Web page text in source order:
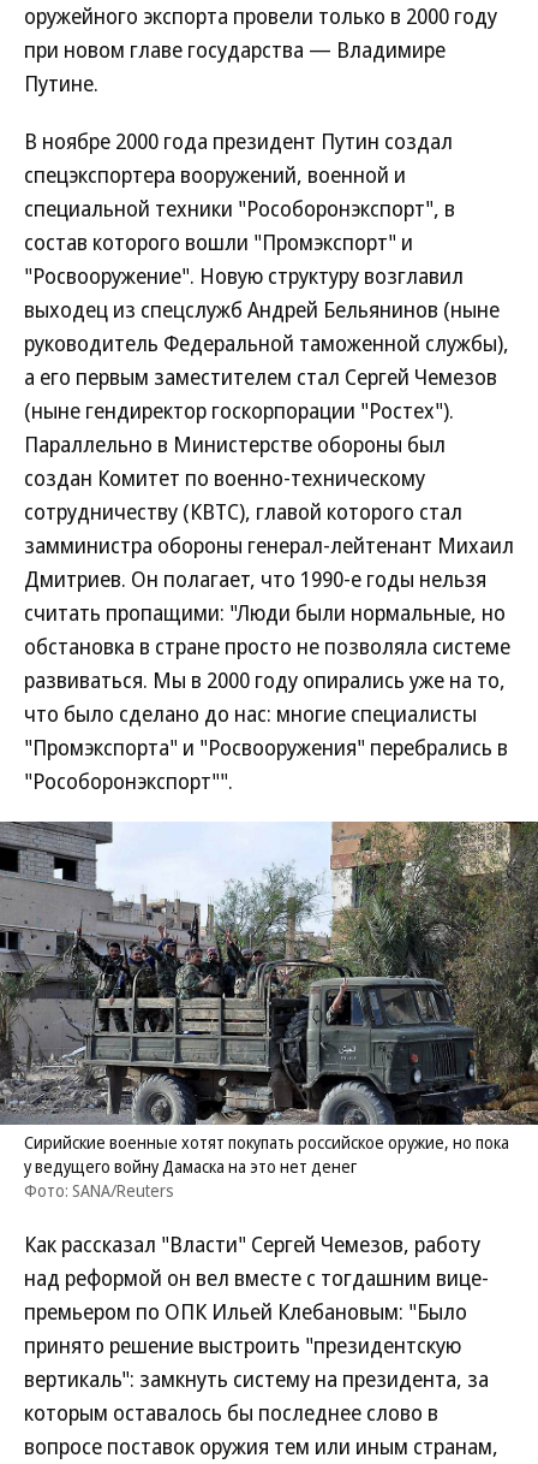
оружейного экспорта провели только в 2000 году
при новом главе государства — Владимире
Путине.
В ноябре 2000 года президент Путин создал
спецэкспортера вооружений, военной и
специальной техники "Рособоронэкспорт", в
состав которого вошли "Промэкспорт" и
"Росвооружение". Новую структуру возглавил
выходец из спецслужб Андрей Бельянинов (ныне
руководитель Федеральной таможенной службы),
а его первым заместителем стал Сергей Чемезов
(ныне гендиректор госкорпорации "Ростех").
Параллельно в Министерстве обороны был
создан Комитет по военно-техническому
сотрудничеству (КВТС), главой которого стал
замминистра обороны генерал-лейтенант Михаил
Дмитриев. Он полагает, что 1990-е годы нельзя
считать пропащими: "Люди были нормальные, но
обстановка в стране просто не позволяла системе
развиваться. Мы в 2000 году опирались уже на то,
что было сделано до нас: многие специалисты
"Промэкспорта" и "Росвооружения" перебрались в
"Рособоронэкспорт"".
Сирийские военные хотят покупать российское оружие, но пока
у ведущего войну Дамаска на это нет денег
Фото: SANA/Reuters
Как рассказал "Власти" Сергей Чемезов, работу
над реформой он вел вместе с тогдашним вице-
премьером по ОПК Ильей Клебановым: "Было
принято решение выстроить "президентскую
вертикаль": замкнуть систему на президента, за
которым оставалось бы последнее слово в
вопросе поставок оружия тем или иным странам,